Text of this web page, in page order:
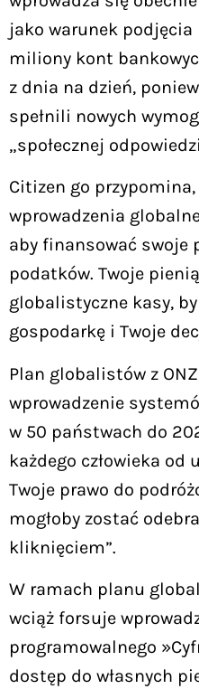
jako warunek
miliony kont
z dnia na dzień,
spełnili nowych
„społecznej
Citizen go
wprowadzenia
aby finansować swoje
podatków. Twoje
globalistyczne kasy,
gospodarkę i Twoje
Plan globalistów z
wprowadzenie
w 50 państwach do
każdego człowieka od
Twoje prawo do
mogłoby zostać
kliknięciem”.
W ramach planu
wciąż forsuje
programowalnego
dostęp do własnych